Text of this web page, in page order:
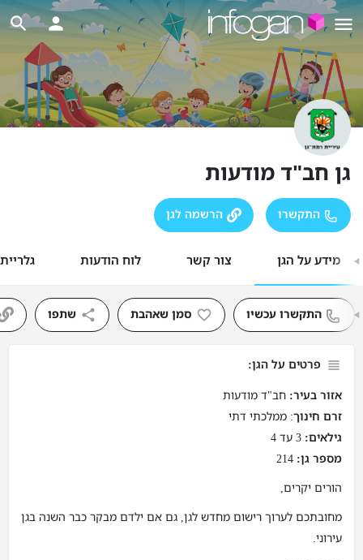
גן חב"ד מודעות
התקשרו הרשמה לגן
מידע על הגן צור קשר לוח הודעות
התקשרו עכשיו סמן שאהבת שתפו
פרטים על הגן:
אזור בעיר: חב"ד מודעות
זרם חינוך: ממלכתי דתי
גילאים:
מספר גן: 214
הורים יקרים,
מחובתכם לערוך רישום מחדש לגן, גם אם ילדם מבקר כבר השנה בגן
עירוני.